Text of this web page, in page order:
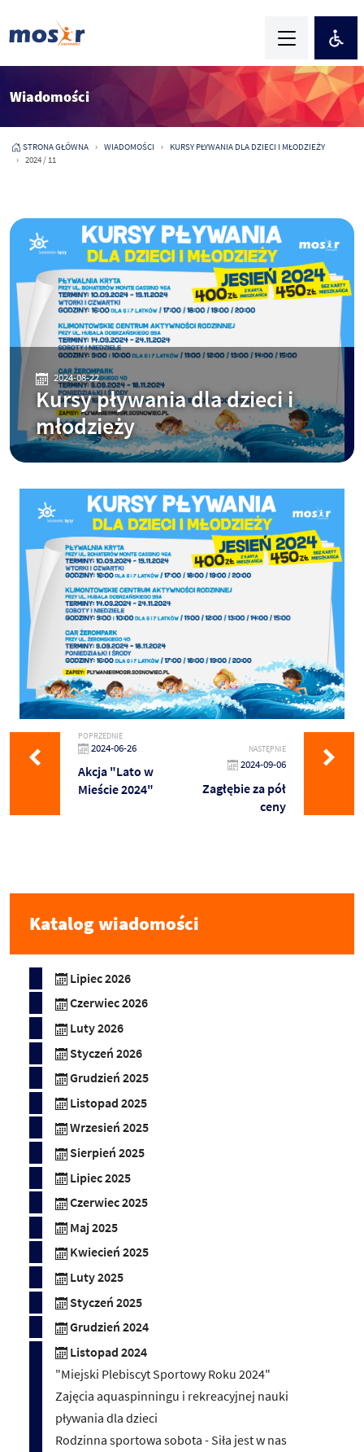
Wiadomości
STRONA GŁÓWNA WIADOMOŚCI
KURSY PŁYWANIA DLA DZIECI I MŁODZIEŻY
2024 / 11
2024-08-22
Kursy pływania dla dzieci i
młodzieży
POPRZEDNIE
2024-06-26
Akcja "Lato w
Mieście 2024"
NASTĘPNIE
2024-09-06
Zagłębie za pół
ceny
Katalog wiadomości
Lipiec 2026
Czerwiec 2026
Luty 2026
Styczeń 2026
Grudzień 2025
Listopad 2025
Wrzesień 2025
Sierpień 2025
Lipiec 2025
Czerwiec 2025
Maj 2025
Kwiecień 2025
Luty 2025
Styczeń 2025
Grudzień 2024
Listopad 2024
"Miejski Plebiscyt Sportowy Roku 2024"
Zajęcia aquaspinningu i rekreacyjnej nauki
pływania dla dzieci
Rodzinna sportowa sobota - Siła jest w nas